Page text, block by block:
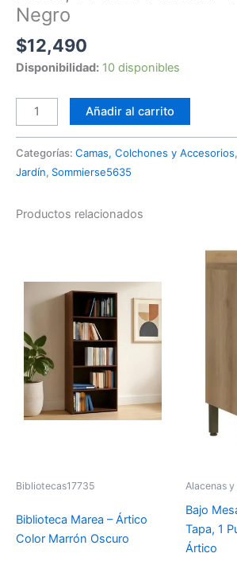
Negro
$12,490
Disponibilidad: 10 disponibles
Añadir al carrito
Categorías: Camas, Colchones y Accesorios,
Jardín, Sommierse5635
Productos relacionados
Bibliotecas17735
Biblioteca Marea – Ártico
Color Marrón Oscuro
Alacenas
Bajo
Tapa, 1
Ártico